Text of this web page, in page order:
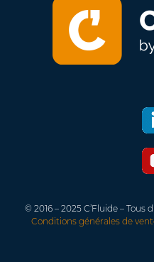
© 2016 – 2025 C’Fluide – Tous
Conditions générales de